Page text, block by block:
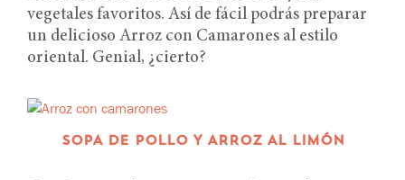
vegetales favoritos. Así de fácil podrás preparar
un delicioso Arroz con Camarones al estilo
oriental. Genial, ¿cierto?
SOPA DE POLLO Y ARROZ AL LIMÓN